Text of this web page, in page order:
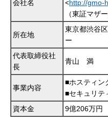
会社名
<http://gmo-
（東証マザ
所在地
東京都渋谷
ー
代表取締役社
長
青山 満
事業内容
■ホスティン
■セキュリテ
資本金
9億206万円